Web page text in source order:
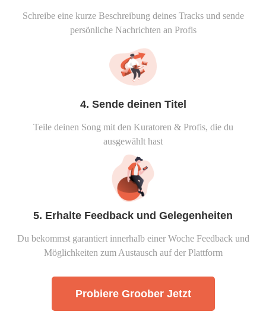
Schreibe eine kurze Beschreibung deines Tracks und sende
persönliche Nachrichten an Profis
4. Sende deinen Titel
Teile deinen Song mit den Kuratoren & Profis, die du
ausgewählt hast
5. Erhalte Feedback und Gelegenheiten
Du bekommst garantiert innerhalb einer Woche Feedback und
Möglichkeiten zum Austausch auf der Plattform
Probiere Groober Jetzt